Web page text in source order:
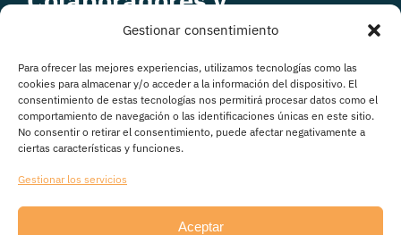
Gestionar consentimiento
Para ofrecer las mejores experiencias, utilizamos tecnologías como las
cookies para almacenar y/o acceder a la información del dispositivo. El
consentimiento de estas tecnologías nos permitirá procesar datos como el
comportamiento de navegación o las identificaciones únicas en este sitio.
No consentir o retirar el consentimiento, puede afectar negativamente a
ciertas características y funciones.
Gestionar los servicios
Aceptar
patrocinadores